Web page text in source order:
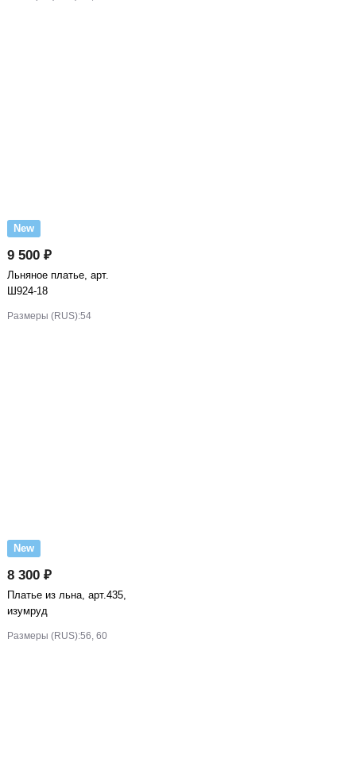
New
9 500 ₽
Льняное платье, арт.
Ш924-18
Размеры (RUS):54
New
8 300 ₽
Платье из льна, арт.435,
изумруд
Размеры (RUS):56, 60